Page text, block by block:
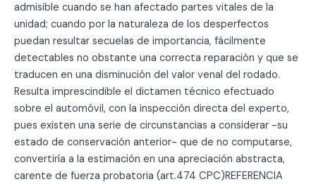
admisible cuando se han afectado partes vitales de la
unidad; cuando por la naturaleza de los desperfectos
puedan resultar secuelas de importancia, fácilmente
detectables no obstante una correcta reparación y que se
traducen en una disminución del valor venal del rodado.
Resulta imprescindible el dictamen técnico efectuado
sobre el automóvil, con la inspección directa del experto,
pues existen una serie de circunstancias a considerar -su
estado de conservación anterior- que de no computarse,
convertiría a la estimación en una apreciación abstracta,
carente de fuerza probatoria (art.474 CPC)REFERENCIA